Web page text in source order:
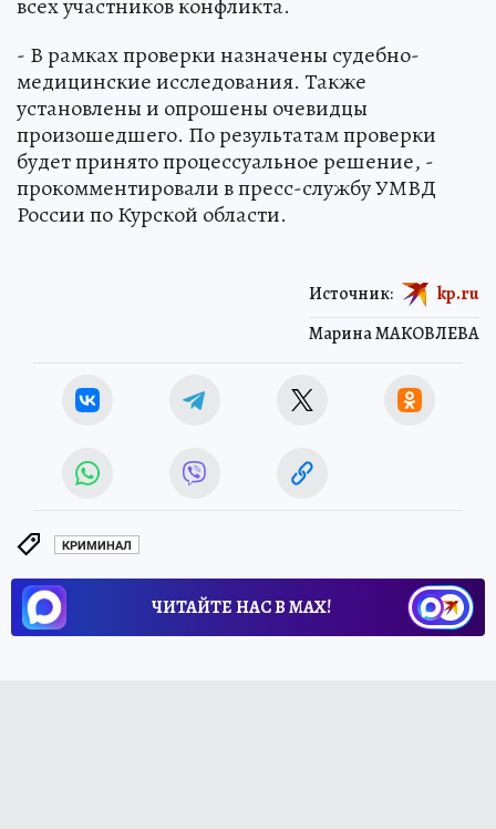
всех участников конфликта.
- В рамках проверки назначены судебно-
медицинские исследования. Также
установлены и опрошены очевидцы
произошедшего. По результатам проверки
будет принято процессуальное решение, -
прокомментировали в пресс-службу УМВД
России по Курской области.
Марина МАКОВЛЕВА
Источник: kp.ru
КРИМИНАЛ
ЧИТАЙТЕ НАС В МАХ!